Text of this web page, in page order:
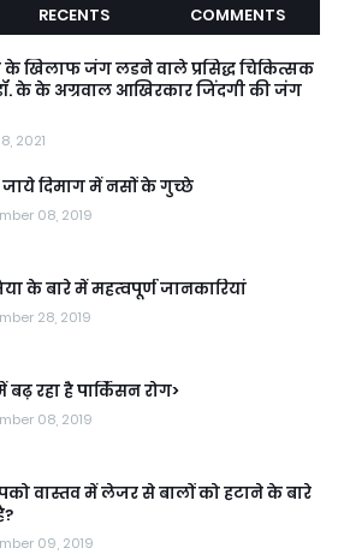
RECENTS COMMENTS
के खिलाफ जंग लडने वाले प्रसिद्ध चिकित्सक
डॉ. के के अग्रवाल आखिरकार जिंदगी की जंग
2021
दिमाग में नसों के गुच्छे
08, 2019
के बारे में महत्वपूर्ण जानकारियां
28, 2019
बढ़ रहा है पार्किंसन रोग>
08, 2019
वास्तव में लेजर से बालों को हटाने के बारे
09, 2019